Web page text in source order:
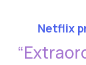
Netflix